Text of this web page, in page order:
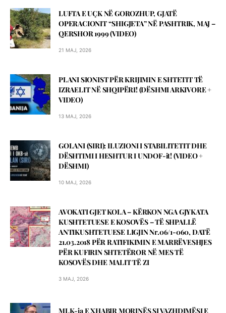
LUFTA E UÇK NË GOROZHUP, GJATË
OPERACIONIT “SHIGJETA” NË PASHTRIK, MAJ –
QERSHOR 1999 (VIDEO)
21 MAJ, 2026
PLANI SIONIST PËR KRIJIMIN E SHTETIT TË
IZRAELIT NË SHQIPËRI! (DЁSHMI ARKIVORE +
VIDEO)
13 MAJ, 2026
GOLANI (SIRI): ILUZIONI I STABILITETIT DHE
DËSHTIMI I HESHTUR I UNDOF-it! (VIDEO +
DЁSHMI)
10 MAJ, 2026
AVOKATI GJET KOLA – KЁRKON NGA GJYKATA
KUSHTETUESE E KOSOVЁS – TЁ SHPALLЁ
ANTIKUSHTETUESE LIGJIN Nr.06/1-060, DATЁ
21.03.2018 PЁR RATIFIKIMIN E MARRЁVESHJES
PЁR KUFIRIN SHTETЁROR NЁ MES TЁ
KOSOVЁS DHE MALIT TЁ ZI
3 MAJ, 2026
MLK-ja E XHABIR MORINЁS SI VAZHDIMЁSI E